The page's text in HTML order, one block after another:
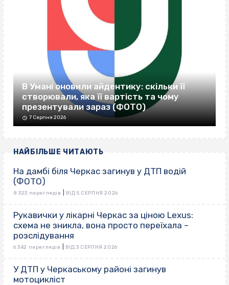
В Умані оновили айдентику: скільки її
створювали, яка її вартість та чому
презентували зараз (ФОТО)
7 Серпня 2026
НАЙБІЛЬШЕ ЧИТАЮТЬ
На дамбі біля Черкас загинув у ДТП водій
(ФОТО)
8 323 переглядів ВІД 5 СЕРПНЯ 2026
Рукавички у лікарні Черкас за ціною Lexus:
схема не зникла, вона просто переїхала –
розслідування
6 342 переглядів ВІД 3 СЕРПНЯ 2026
У ДТП у Черкаському районі загинув
мотоцикліст